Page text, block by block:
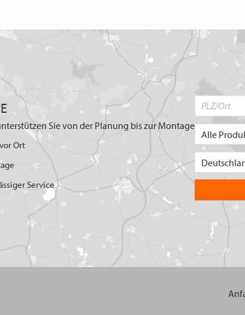
Sie von der Planung bis zur Montage
Ort
Service